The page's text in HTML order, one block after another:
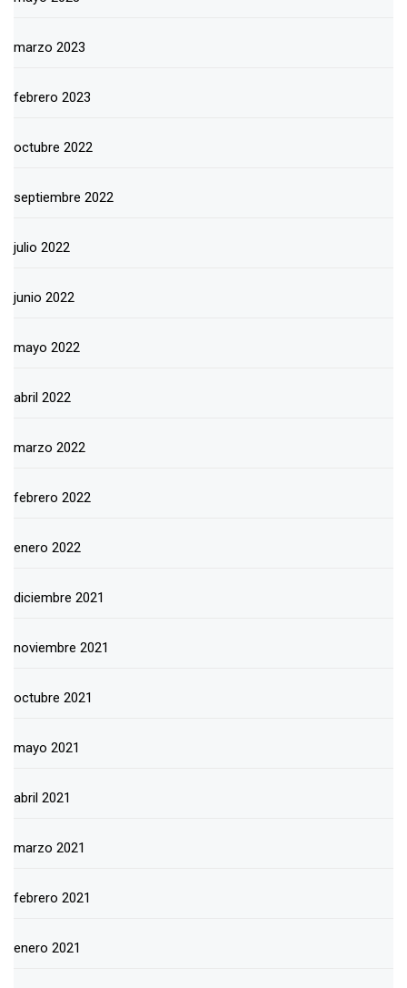
marzo 2023
febrero 2023
octubre 2022
septiembre 2022
julio 2022
junio 2022
mayo 2022
abril 2022
marzo 2022
febrero 2022
enero 2022
diciembre 2021
noviembre 2021
octubre 2021
mayo 2021
abril 2021
marzo 2021
febrero 2021
enero 2021